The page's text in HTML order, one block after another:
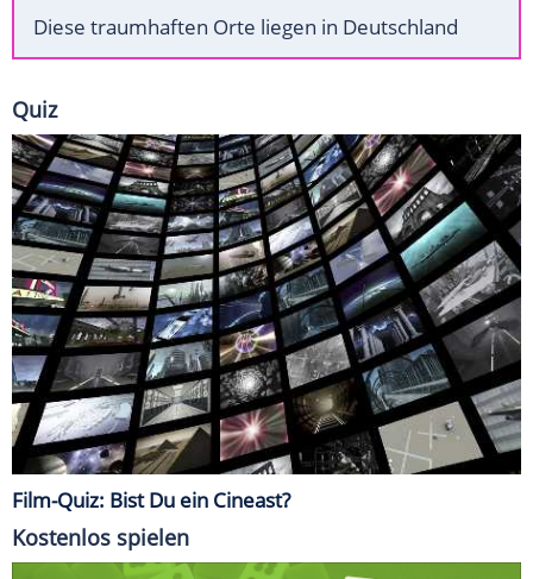
Diese traumhaften Orte liegen in Deutschland
Quiz
Film-Quiz: Bist Du ein Cineast?
Kostenlos spielen